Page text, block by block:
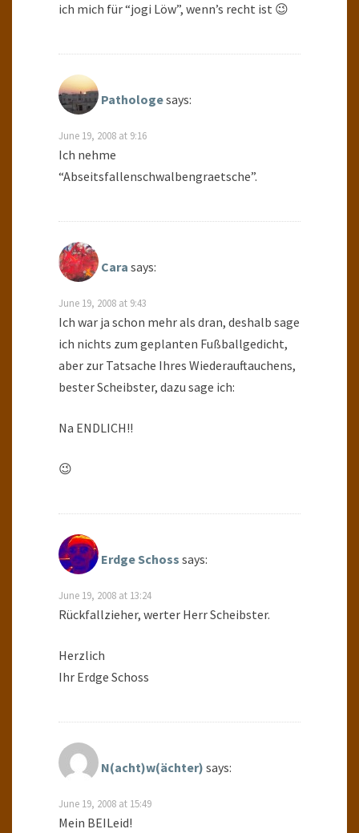
ich mich für “jogi Löw”, wenn’s recht ist 😉
Pathologesays:
June 19, 2008 at 9:16
Ich nehme
“Abseitsfallenschwalbengraetsche”.
Cara says:
June 19, 2008 at 9:43
Ich war ja schon mehr als dran, deshalb sage
ich nichts zum geplanten Fußballgedicht,
aber zur Tatsache Ihres Wiederauftauchens,
bester Scheibster, dazu sage ich:
Na ENDLICH!!
😉
Erdge Schoss says:
June 19, 2008 at 13:24
Rückfallzieher, werter Herr Scheibster.
Herzlich
Ihr Erdge Schoss
N(acht)w(ächter) says:
June 19, 2008 at 15:49
Mein BEILeid!